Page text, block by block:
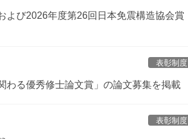
よび2026年度第26回日本免震構造協会賞
表彰制度
わる優秀修士論文賞」の論文募集を掲載
表彰制度